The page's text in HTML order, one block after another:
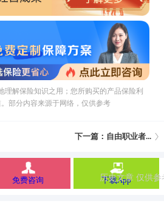
理解保险知识之用；您所购买的产品保险利
部分内容来源于网络，仅供参考
下一篇：自由职业者...
免费咨询 下载App